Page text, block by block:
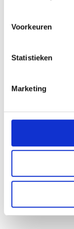
locatie, die
scannen op
U kunt uw
We gebruiken
personaliseren,
en om ons
informatie over
partners voor
verzameld op
Voorkeuren
Statistieken
Marketing
Afdalende
Constantin Meunier